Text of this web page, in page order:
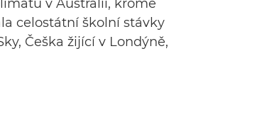
v Austrálii, kromě
celostátní školní stávky
Češka žijící v Londýně,